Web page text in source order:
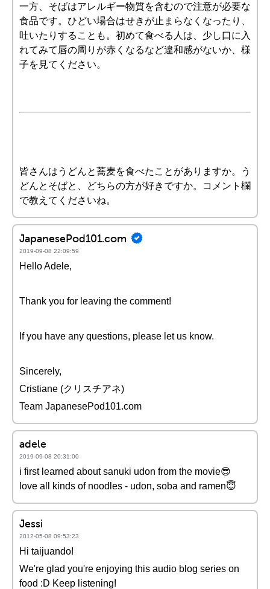
一方、そばはアレルギー物質を含むので注意が必要な
食品です。ひどい場合はせきが止まらなくなったり、
吐いたりすることも。初めて食べる人は、少し口に入
れてみて唇の周りが赤くなるなど違和感がないか、様
子を見てください。
皆さんはうどんと蕎麦を食べたことがありますか。う
どんとそばと、どちらの方が好きですか。コメント欄
で教えてくださいね。
JapanesePod101.com
2019-09-08 22:09:59
Hello Adele,
Thank you for leaving the comment!
If you have any questions, please let us know.
Sincerely,
Cristiane (クリスチアネ)
Team JapanesePod101.com
adele
2019-09-08 20:31:00
i first learned about sanuki udon from the movie😎
love all kinds of noodles - udon, soba and ramen😇
Jessi
2012-05-08 09:53:23
Hi taijuando!
We're glad you're enjoying this audio blog series on
food :D Keep listening!